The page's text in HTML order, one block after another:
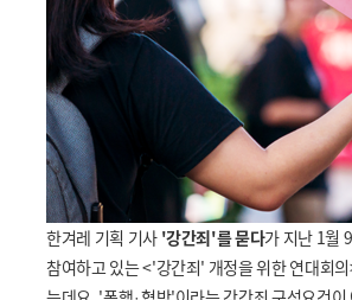
한겨레 기획 기사 '강간죄'를 묻다가 지난 1월
참여하고 있는 <'강간죄' 개정을 위한 연대회